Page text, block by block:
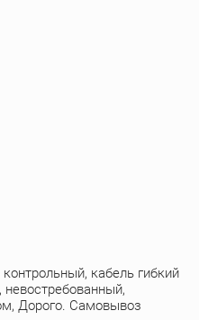
кабель гибкий
Дорого. Самовывоз